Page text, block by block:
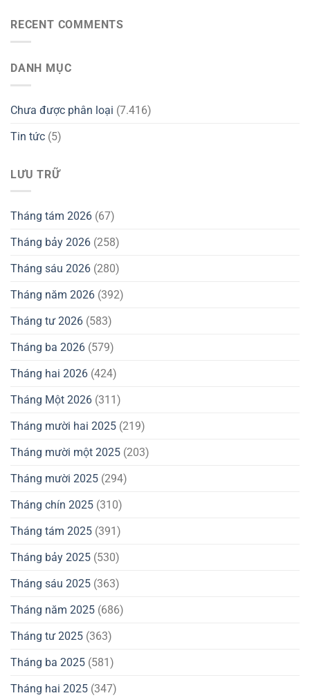
RECENT COMMENTS
DANH MỤC
Chưa được phân loại (7.416)
Tin tức (5)
LƯU TRỮ
Tháng tám 2026 (67)
Tháng bảy 2026 (258)
Tháng sáu 2026 (280)
Tháng năm 2026 (392)
Tháng tư 2026 (583)
Tháng ba 2026 (579)
Tháng hai 2026 (424)
Tháng Một 2026 (311)
Tháng mười hai 2025 (219)
Tháng mười một 2025 (203)
Tháng mười 2025 (294)
Tháng chín 2025 (310)
Tháng tám 2025 (391)
Tháng bảy 2025 (530)
Tháng sáu 2025 (363)
Tháng năm 2025 (686)
Tháng tư 2025 (363)
Tháng ba 2025 (581)
Tháng hai 2025 (347)